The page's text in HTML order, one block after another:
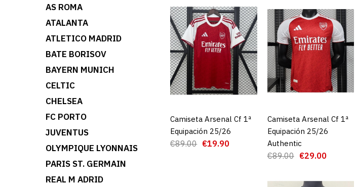
AS ROMA
ATALANTA
ATLETICO MADRID
BATE BORISOV
BAYERN MUNICH
CELTIC
CHELSEA
FC PORTO
JUVENTUS
OLYMPIQUE LYONNAIS
PARIS ST. GERMAIN
REAL M ADRID
AGREGAR AL CARRO
Camiseta Arsenal Cf 1ª
Equipación 25/26
€89.00 €19.90
AGREGAR AL CARRO
Camiseta Arsenal Cf 1ª
Equipación 25/26
Authentic
€89.00 €29.00